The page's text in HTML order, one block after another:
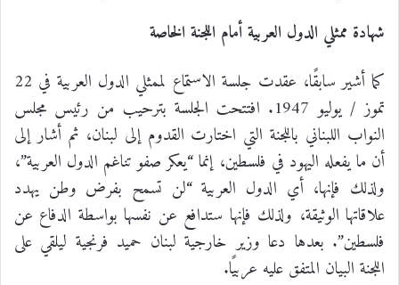
شهادة ممثلي الدول العربية أمام اللجنة الخاصة
كما أشير سابقًا، عقدت جلسة الاستماع لممثلي الدول العربية في 22
تموز / يوليو 1947. افتتحت الجلسة بترحيب من رئيس مجلس
النواب اللبناني باللجنة التي اختارت القدوم إلى لبنان، ثم أشار إلى
أن ما يفعله اليهود في فلسطين، إنما “يعكر صفو تناغم الدول العربية”،
ولذلك فإنها، أي الدول العربية “لن تسمح بفرض وطن يهدد
علاقاتها الوثيقة، ولذلك فإنها ستدافع عن نفسها بواسطة الدفاع عن
فلسطين”. بعدها دعا وزير خارجية لبنان حميد فرنجية ليلقي على
اللجنة البيان المتفق عليه عربيًا.